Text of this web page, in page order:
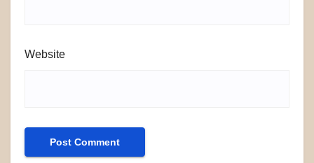
Website